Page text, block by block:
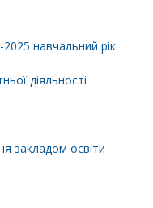
навчальний рік
діяльності
закладом освіти